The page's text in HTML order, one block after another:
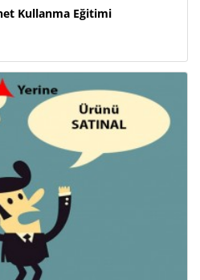
Kullanma Eğitimi